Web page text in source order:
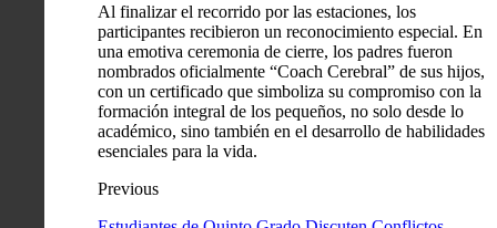
Al finalizar el recorrido por las estaciones, los
participantes recibieron un reconocimiento especial. En
una emotiva ceremonia de cierre, los padres fueron
nombrados oficialmente “Coach Cerebral” de sus hijos,
con un certificado que simboliza su compromiso con la
formación integral de los pequeños, no solo desde lo
académico, sino también en el desarrollo de habilidades
esenciales para la vida.
Previous